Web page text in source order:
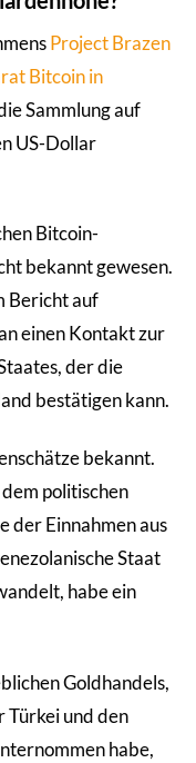
Project Brazen
Bitcoin in
Sammlung auf
US-Dollar
Bitcoin-
bekannt gewesen.
Bericht auf
einen Kontakt zur
der die
bestätigen kann.
bekannt.
politischen
der Einnahmen aus
Staat
habe ein
Goldhandels,
Türkei und den
habe,